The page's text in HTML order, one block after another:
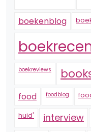
boekenblog
boekreviews
food foodblog
huid' interview